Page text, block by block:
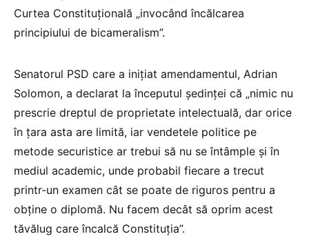
Curtea Constituțională „invocând încălcarea
principiului de bicameralism”.
Senatorul PSD care a inițiat amendamentul, Adrian
Solomon, a declarat la începutul ședinței că „nimic nu
prescrie dreptul de proprietate intelectuală, dar orice
în țara asta are limită, iar vendetele politice pe
metode securistice ar trebui să nu se întâmple și în
mediul academic, unde probabil fiecare a trecut
printr-un examen cât se poate de riguros pentru a
obține o diplomă. Nu facem decât să oprim acest
tăvălug care încalcă Constituția”.